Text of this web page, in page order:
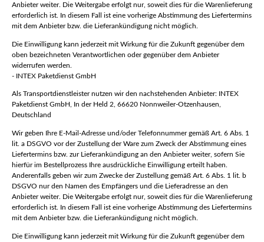
Anbieter weiter. Die Weitergabe erfolgt nur, soweit dies für die Warenlieferung
erforderlich ist. In diesem Fall ist eine vorherige Abstimmung des Liefertermins
mit dem Anbieter bzw. die Lieferankündigung nicht möglich.
Die Einwilligung kann jederzeit mit Wirkung für die Zukunft gegenüber dem
oben bezeichneten Verantwortlichen oder gegenüber dem Anbieter
widerrufen werden.
- INTEX Paketdienst GmbH
Als Transportdienstleister nutzen wir den nachstehenden Anbieter: INTEX
Paketdienst GmbH, In der Held 2, 66620 Nonnweiler-Otzenhausen,
Deutschland
Wir geben Ihre E-Mail-Adresse und/oder Telefonnummer gemäß Art. 6 Abs. 1
lit. a DSGVO vor der Zustellung der Ware zum Zweck der Abstimmung eines
Liefertermins bzw. zur Lieferankündigung an den Anbieter weiter, sofern Sie
hierfür im Bestellprozess Ihre ausdrückliche Einwilligung erteilt haben.
Anderenfalls geben wir zum Zwecke der Zustellung gemäß Art. 6 Abs. 1 lit. b
DSGVO nur den Namen des Empfängers und die Lieferadresse an den
Anbieter weiter. Die Weitergabe erfolgt nur, soweit dies für die Warenlieferung
erforderlich ist. In diesem Fall ist eine vorherige Abstimmung des Liefertermins
mit dem Anbieter bzw. die Lieferankündigung nicht möglich.
Die Einwilligung kann jederzeit mit Wirkung für die Zukunft gegenüber dem